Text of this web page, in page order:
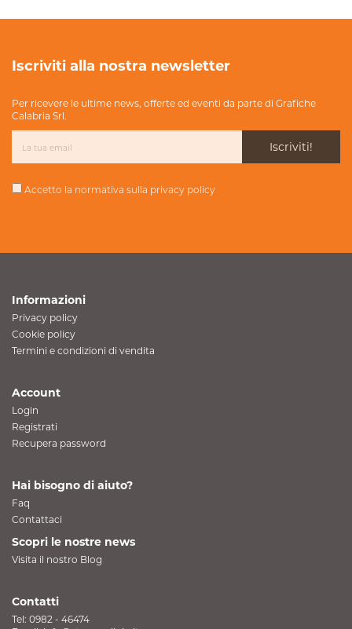
Iscriviti alla nostra newsletter
Per ricevere le ultime news, offerte ed eventi da parte di Grafiche
Calabria Srl.
Iscriviti!
Accetto la normativa sulla privacy policy
Informazioni
Privacy policy
Cookie policy
Termini e condizioni di vendita
Account
Login
Registrati
Recupera password
Hai bisogno di aiuto?
Faq
Contattaci
Scopri le nostre news
Visita il nostro Blog
Contatti
Tel: 0982 - 46474